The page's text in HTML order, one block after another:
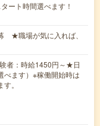
ート時間選べます！
★職場が気に入れば、
者：時給1450円～★日
べます）※稼働開始時は
。